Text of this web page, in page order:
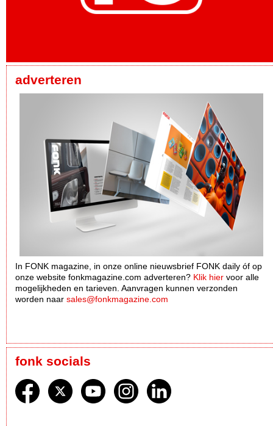
adverteren
In FONK magazine, in onze online nieuwsbrief FONK daily óf op
onze website fonkmagazine.com adverteren? Klik hier voor alle
mogelijkheden en tarieven. Aanvragen kunnen verzonden
worden naar sales@fonkmagazine.com
fonk socials